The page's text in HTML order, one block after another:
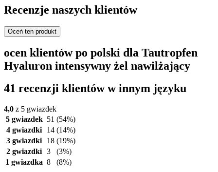
Recenzje naszych klientów
Oceń ten produkt
ocen klientów po polski dla Tautropfen
Hyaluron intensywny żel nawilżający
41 recenzji klientów w innym języku
4,0 z 5 gwiazdek
5 gwiazdek 51 (54%)
4 gwiazdki
14 (14%)
3 gwiazdki
18 (19%)
2 gwiazdki 3
(3%)
1 gwiazdka 8 (8%)